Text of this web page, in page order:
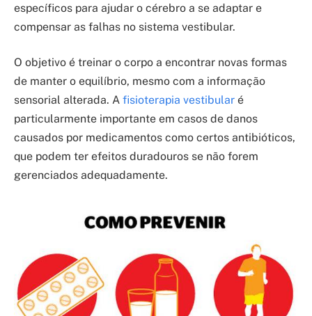
específicos para ajudar o cérebro a se adaptar e
compensar as falhas no sistema vestibular.
O objetivo é treinar o corpo a encontrar novas formas
de manter o equilíbrio, mesmo com a informação
sensorial alterada. A fisioterapia vestibular é
particularmente importante em casos de danos
causados por medicamentos como certos antibióticos,
que podem ter efeitos duradouros se não forem
gerenciados adequadamente.